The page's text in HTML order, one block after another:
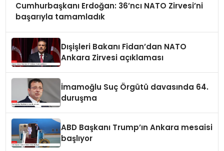
Cumhurbaşkanı Erdoğan: 36’ncı NATO Zirvesi’ni
başarıyla tamamladık
Dışişleri Bakanı Fidan’dan NATO
Ankara Zirvesi açıklaması
İmamoğlu Suç Örgütü davasında 64.
duruşma
ABD Başkanı Trump’ın Ankara mesaisi
başlıyor